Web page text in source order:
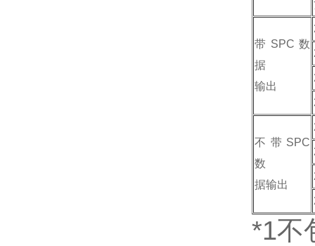
带SPC数
据
输出
不带SPC
数
据输出
*1不